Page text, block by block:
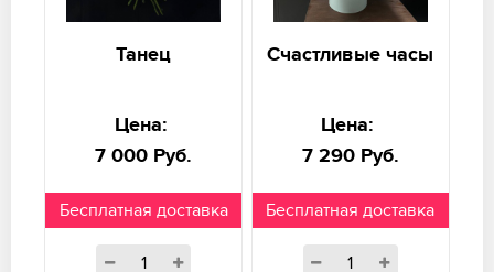
Танец
Цена:
7 000 Руб.
Бесплатная доставка
Счастливые часы
Цена:
7 290 Руб.
Бесплатная доставка